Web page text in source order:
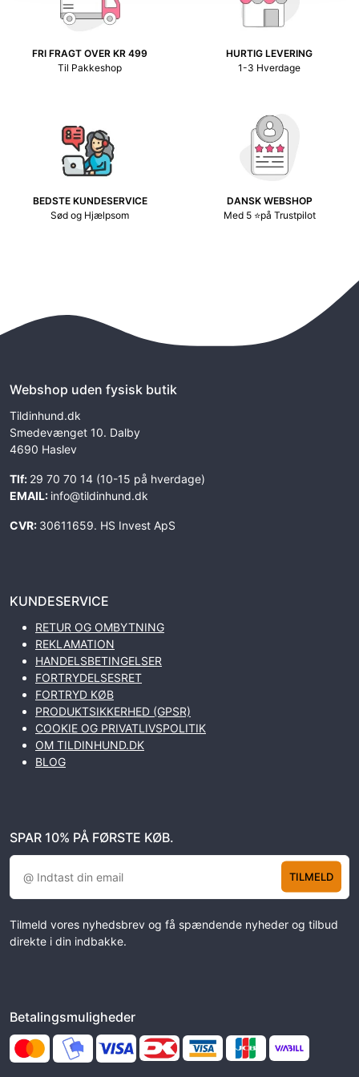
FRI FRAGT OVER KR 499
Til Pakkeshop
HURTIG LEVERING
1-3 Hverdage
BEDSTE KUNDESERVICE
Sød og Hjælpsom
DANSK WEBSHOP
Med 5 ⭐på Trustpilot
Webshop uden fysisk butik
Tildinhund.dk
Smedevænget 10. Dalby
4690 Haslev
Tlf: 29 70 70 14 (10-15 på hverdage)
EMAIL: info@tildinhund.dk
CVR: 30611659. HS Invest ApS
KUNDESERVICE
RETUR OG OMBYTNING
REKLAMATION
HANDELSBETINGELSER
FORTRYDELSESRET
FORTRYD KØB
PRODUKTSIKKERHED (GPSR)
COOKIE OG PRIVATLIVSPOLITIK
OM TILDINHUND.DK
BLOG
SPAR 10% PÅ FØRSTE KØB.
TILMELD
Tilmeld vores nyhedsbrev og få spændende nyheder og tilbud
direkte i din indbakke.
Betalingsmuligheder